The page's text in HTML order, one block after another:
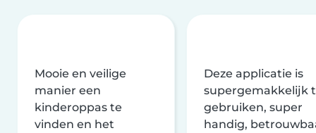
Mooie en veilige
manier een
kinderoppas te
vinden en het
Deze applicatie is
supergemakkelijk
gebruiken, super
handig,